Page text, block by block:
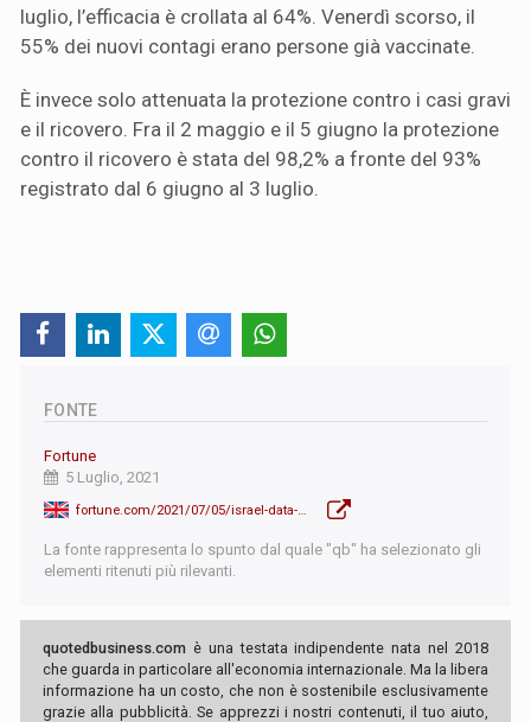
luglio, l’efficacia è crollata al 64%. Venerdì scorso, il
55% dei nuovi contagi erano persone già vaccinate.
È invece solo attenuata la protezione contro i casi gravi
e il ricovero. Fra il 2 maggio e il 5 giugno la protezione
contro il ricovero è stata del 98,2% a fronte del 93%
registrato dal 6 giugno al 3 luglio.
FONTE
Fortune
5 Luglio, 2021
La fonte rappresenta lo spunto dal quale "qb" ha selezionato gli
elementi ritenuti più rilevanti.
quotedbusiness.com è una testata indipendente nata nel 2018
che guarda in particolare all'economia internazionale. Ma la libera
informazione ha un costo, che non è sostenibile esclusivamente
grazie alla pubblicità. Se apprezzi i nostri contenuti, il tuo aiuto,